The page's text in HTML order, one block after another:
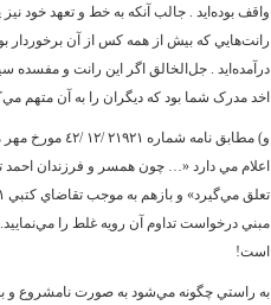
واقف بوده‌ايد . جالب آنکه به خط و تعهد خود
رانت‌هايي که بيش از همه کس از آن برخوردار
درآمده‌ايد . جل‌الخالق اگر اين رانت و مفسده
اخد مدرک شما بود که ديگران را به آن متهم
اعلام مي دارد «… چون همسر و فرزندان
مبني درخواست تداوم آن رويه غلط را
است!